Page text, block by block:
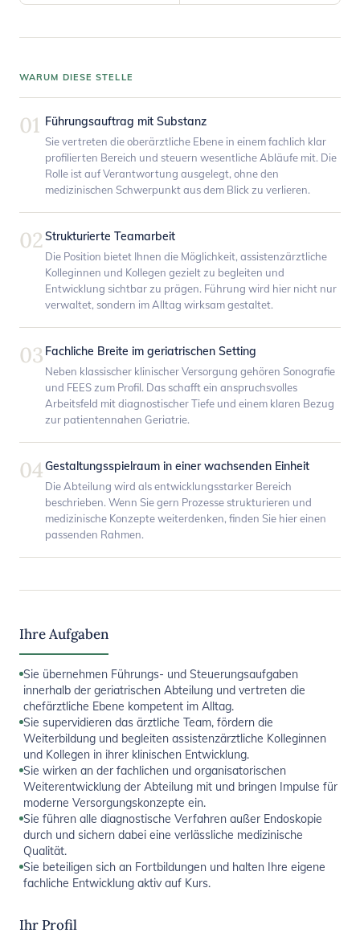
WARUM DIESE STELLE
01 Führungsauftrag mit Substanz
Sie vertreten die oberärztliche Ebene in einem fachlich klar
profilierten Bereich und steuern wesentliche Abläufe mit. Die
Rolle ist auf Verantwortung ausgelegt, ohne den
medizinischen Schwerpunkt aus dem Blick zu verlieren.
02 Strukturierte Teamarbeit
Die Position bietet Ihnen die Möglichkeit, assistenzärztliche
Kolleginnen und Kollegen gezielt zu begleiten und
Entwicklung sichtbar zu prägen. Führung wird hier nicht nur
verwaltet, sondern im Alltag wirksam gestaltet.
03 Fachliche Breite im geriatrischen Setting
Neben klassischer klinischer Versorgung gehören Sonografie
und FEES zum Profil. Das schafft ein anspruchsvolles
Arbeitsfeld mit diagnostischer Tiefe und einem klaren Bezug
zur patientennahen Geriatrie.
04Gestaltungsspielraum in einer wachsenden Einheit
Die Abteilung wird als entwicklungsstarker Bereich
beschrieben. Wenn Sie gern Prozesse strukturieren und
medizinische Konzepte weiterdenken, finden Sie hier einen
passenden Rahmen.
Ihre Aufgaben
Sie übernehmen Führungs- und Steuerungsaufgaben
innerhalb der geriatrischen Abteilung und vertreten die
chefärztliche Ebene kompetent im Alltag.
Sie supervidieren das ärztliche Team, fördern die
Weiterbildung und begleiten assistenzärztliche Kolleginnen
und Kollegen in ihrer klinischen Entwicklung.
Sie wirken an der fachlichen und organisatorischen
Weiterentwicklung der Abteilung mit und bringen Impulse für
moderne Versorgungskonzepte ein.
Sie führen alle diagnostische Verfahren außer Endoskopie
durch und sichern dabei eine verlässliche medizinische
Qualität.
Sie beteiligen sich an Fortbildungen und halten Ihre eigene
fachliche Entwicklung aktiv auf Kurs.
Ihr Profil